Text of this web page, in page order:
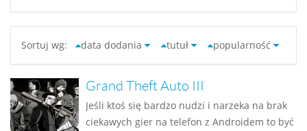
Sortuj wg: data dodania tutuł popularność
Grand Theft Auto III
Jeśli ktoś się bardzo nudzi i narzeka na brak
ciekawych gier na telefon z Androidem to być